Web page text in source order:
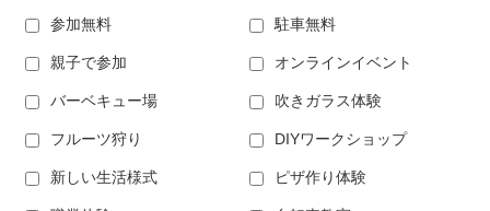
参加無料 駐車無料
親子で参加 オンラインイベント
バーベキュー場 吹きガラス体験
フルーツ狩り DIYワークショップ
新しい生活様式 ピザ作り体験